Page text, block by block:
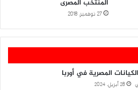
المنتخب المصرى
27 نوفمبر، 2018
المصرية في أوربا
28 أبريل، 2024